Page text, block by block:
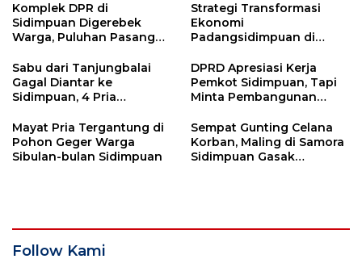
Komplek DPR di
Sidimpuan Digerebek
Warga, Puluhan Pasangan
Strategi Transformasi
Ekonomi
Padangsidimpuan di
Historis Tapanuli Selatan
Sabu dari Tanjungbalai
Gagal Diantar ke
Sidimpuan, 4 Pria
DPRD Apresiasi Kerja
Pemkot Sidimpuan, Tapi
Minta Pembangunan
Tepat Waktu
Mayat Pria Tergantung di
Pohon Geger Warga
Sibulan-bulan Sidimpuan
Sempat Gunting Celana
Korban, Maling di Samora
Sidimpuan Gasak
Follow Kami